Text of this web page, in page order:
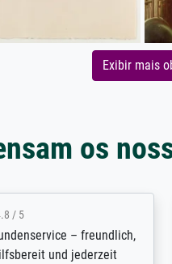
Exibir mais
os
/ 5
mit der
Großvaters aus dem 1.